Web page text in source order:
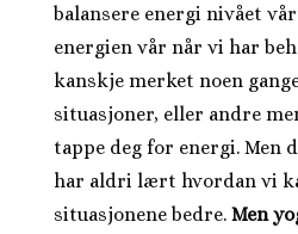
balansere energi nivået
energien vår når vi har
kanskje merket noen
situasjoner, eller andre
tappe deg for energi. Men
har aldri lært hvordan vi
situasjonene bedre. Men